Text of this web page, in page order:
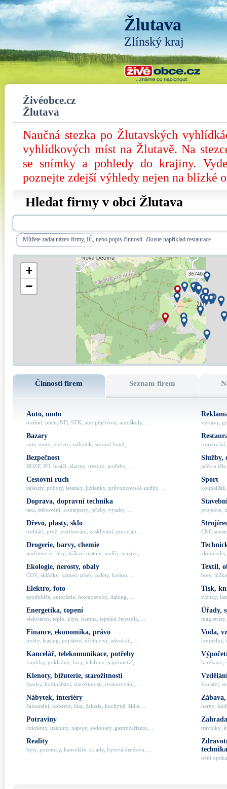
Žlutava
Zlínský kraj
Živéobce.cz
Žlutava
Naučná stezka po Žlutavských
vyhlídkových míst na Žlutavě. Na
se snímky a pohledy do krajiny.
poznejte zdejší výhledy nejen na blízké
Hledat firmy v obci Žlutava
Můžete zadat název firmy, IČ, nebo popis činnosti. Zkuste například restaurace
+
−
Činnosti firem Seznam firem
Auto, moto
osobní, pneu, ND, STK, autopůjčovny, autoškoly, ...
Bazary
auto-moto, elektro, nábytek, second-hand, ...
Bezpečnost
BOZP, PO, hasiči, alarmy, trezory, potřeby, ...
Cestovní ruch
zájezdy, pobyty, letenky, jízdenky, průvodcovské služby, ...
Doprava, dopravní technika
taxi, stěhování, kontejnery, jeřáby, výtahy, ...
Dřevo, plasty, sklo
truhláři, pryž, vstřikování, zasklívání, porcelán, ...
Drogerie, barvy, chemie
parfumerie, laky, stříkací pistole, malíři, maziva, ...
Ekologie, nerosty, obaly
ČOV, skládky, kámen, písek, palety, karton, ...
Elektro, foto
spotřebiče, autorádia, hromosvody, dabing, ...
Energetika, topení
elektrárny, teplo, plyn, kamna, tepelná čerpadla, ...
Finance, ekonomika, právo
úvěry, leasing, pojištění, účetnictví, advokáti, ...
Kancelář, telekomunikace, potřeby
kopírky, pokladny, faxy, telefony, papírnictví, ...
Klenoty, bižuterie, starožitnosti
šperky, hodinářství, starožitnosti, restaurování, ...
Nábytek, interiéry
čalounění, koberce, lina, žaluzie, kuchyně, židle, ...
Potraviny
cukrárny, uzeniny, nápoje, sodobary, gastrozařízení, ...
Reality
byty, pozemky, kanceláře, sklady, bytová družstva, ...
výstavy,
Služby,
péče o
Sport
projekce,
CNC
Textil,
boty,
Tisk,
vizitky,
Úřady,
Voda,
koupelny,
hardware,
školství,
herny,
trávníky,
technika
oční